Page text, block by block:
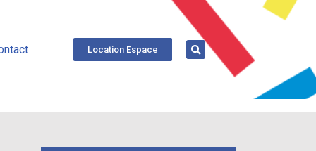
Location Espace